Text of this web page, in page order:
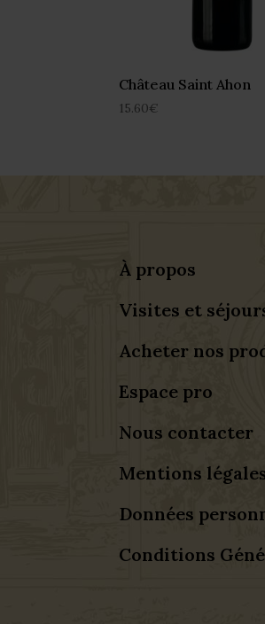
Château Saint Ahon
15.60€
À propos
Visites et
Acheter nos
Espace pro
Nous contacter
Mentions
Données
Conditions